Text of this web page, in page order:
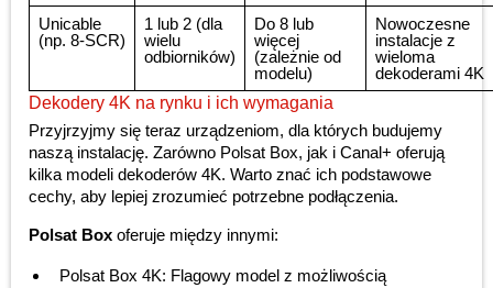
Unicable
(np. 8-SCR)
1 lub 2 (dla
wielu
odbiorników)
Do 8 lub
więcej
(zależnie od
modelu)
Nowoczesne
instalacje z
wieloma
dekoderami 4K
Dekodery 4K na rynku i ich wymagania
Przyjrzyjmy się teraz urządzeniom, dla których budujemy
naszą instalację. Zarówno Polsat Box, jak i Canal+ oferują
kilka modeli dekoderów 4K. Warto znać ich podstawowe
cechy, aby lepiej zrozumieć potrzebne podłączenia.
Polsat Box oferuje między innymi:
Polsat Box 4K: Flagowy model z możliwością